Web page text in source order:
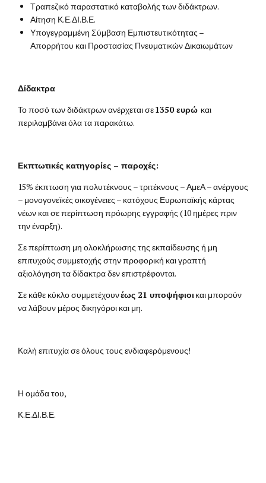
Τραπεζικό παραστατικό καταβολής των διδάκτρων.
Αίτηση Κ.Ε.ΔΙ.Β.Ε.
Υπογεγραμμένη Σύμβαση Εμπιστευτικότητας –
Απορρήτου και Προστασίας Πνευματικών Δικαιωμάτων
Δίδακτρα
Το ποσό των διδάκτρων ανέρχεται σε1350 ευρώ και
περιλαμβάνει όλα τα παρακάτω.
Εκπτωτικές κατηγορίες – παροχές:
15% έκπτωση για πολυτέκνους –τριτέκνους –ΑμεΑ – ανέργους
– μονογονεϊκές οικογένειες – κατόχους Ευρωπαϊκής κάρτας
νέων και σε περίπτωση πρόωρης εγγραφής (10 ημέρες πριν
την έναρξη).
Σε περίπτωση μη ολοκλήρωσης της εκπαίδευσης ή μη
επιτυχούς συμμετοχής στην προφορική και γραπτή
αξιολόγηση τα δίδακτρα δεν επιστρέφονται.
Σε κάθε κύκλο συμμετέχουνέως 21 υποψήφιοικαι μπορούν
να λάβουν μέρος δικηγόροι και μη.
Καλή επιτυχία σε όλους τους ενδιαφερόμενους!
Η ομάδα του,
Κ.Ε.ΔΙ.Β.Ε.